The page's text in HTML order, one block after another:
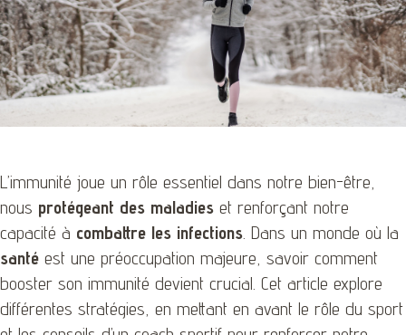
L’immunité joue un rôle essentiel dans notre bien-être,
nous protégeant des maladies et renforçant notre
capacité à combattre les infections. Dans un monde où la
santé est une préoccupation majeure, savoir comment
booster son immunité devient crucial. Cet article explore
différentes stratégies, en mettant en avant le rôle du sport